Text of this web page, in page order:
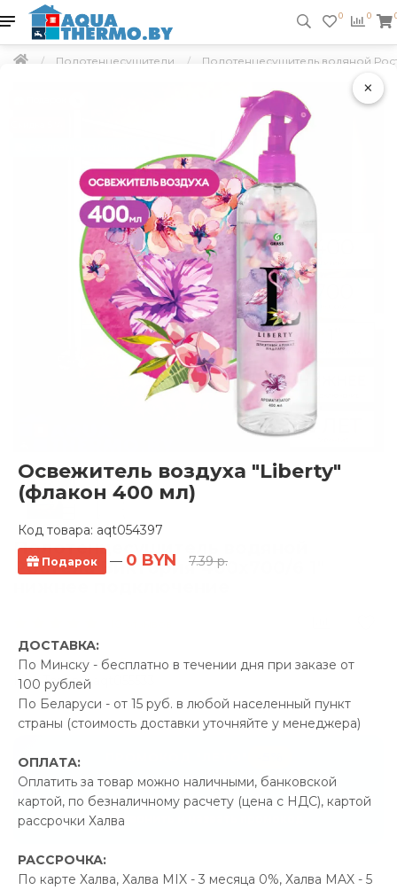
×
Освежитель воздуха "Liberty"
(флакон 400 мл)
Код товара: aqt054397
Подарок — 0 BYN 7.39 р.
ДОСТАВКА:
По Минску - бесплатно в течении дня при заказе от
100 рублей
По Беларуси - от 15 руб. в любой населенный пункт
страны (стоимость доставки уточняйте у менеджера)
ОПЛАТА:
Оплатить за товар можно наличными, банковской
картой, по безналичному расчету (цена с НДС), картой
рассрочки Халва
РАССРОЧКА:
По карте Халва, Халва MIX - 3 месяца 0%, Халва MAX - 5
0 0
Полотенцесушители Полотенцесушитель водяной
Полотенцесушитель водяной
Ростела Виктория 400x700/6 1"
Производитель:Ростела
Код Товара: aqt055533
Экономия 16.66 р.
Позвонить и назвать промокод
В наличии